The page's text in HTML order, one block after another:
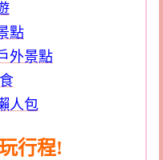
點
外景點
人包
行程!